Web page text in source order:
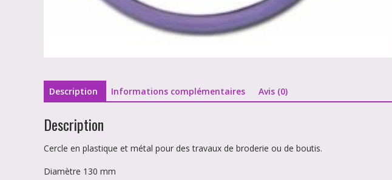
Description Informations complémentaires Avis (0)
Description
Cercle en plastique et métal pour des travaux de broderie ou de boutis.
Diamètre 130 mm